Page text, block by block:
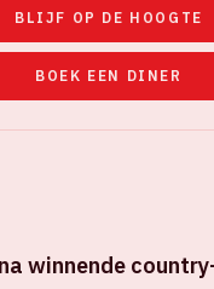
winnende
BLIJF OP DE HOOGTE
BOEK EEN DINER